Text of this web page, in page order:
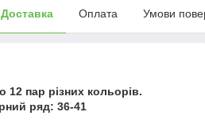
Доставка Оплата Умови
12 пар різних кольорів.
ряд: 36-41